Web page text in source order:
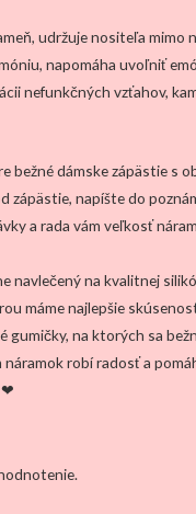
udržuje nositeľa mimo
napomáha uvoľniť
nefunkčných vzťahov,
bežné dámske zápästie s
zápästie, napíšte do
a rada vám veľkosť
navlečený na kvalitnej
máme najlepšie
gumičky, na ktorých sa
náramok robí radosť a
❤